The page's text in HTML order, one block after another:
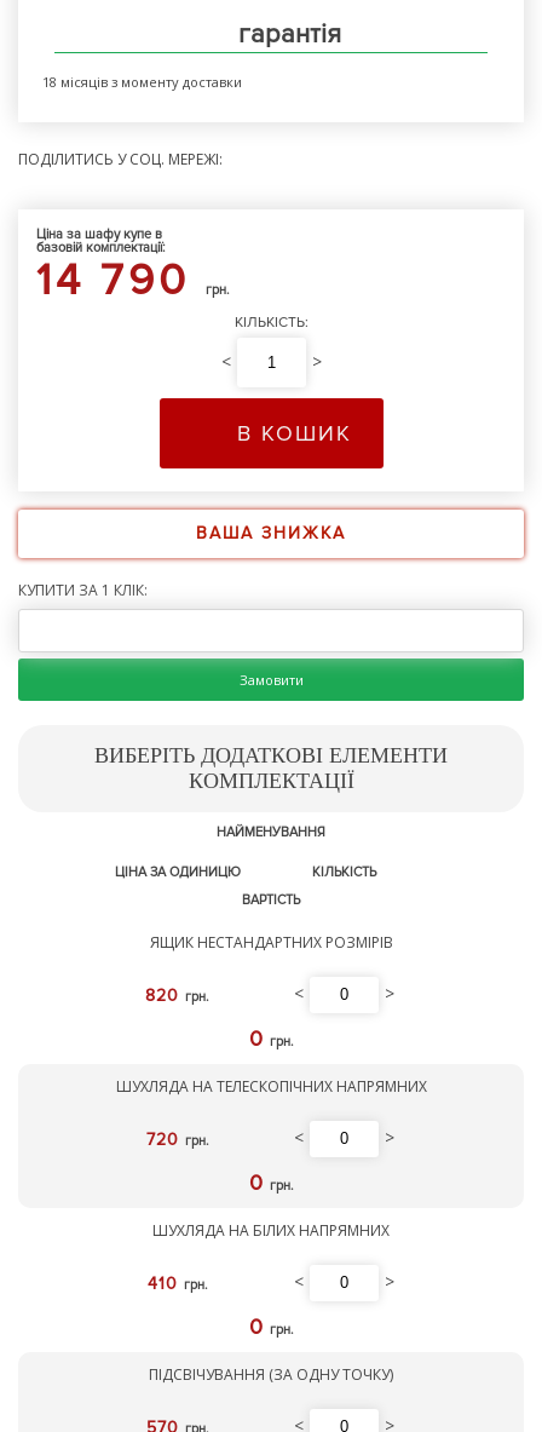
гарантія
18 місяців з моменту доставки
ПОДІЛИТИСЬ У СОЦ. МЕРЕЖІ:
Ціна за шафу купе в
базовій комплектації:
14 790 грн.
КІЛЬКІСТЬ:
< >
В КОШИК
ВАША ЗНИЖКА
КУПИТИ ЗА 1 КЛІК:
Замовити
ВИБЕРІТЬ ДОДАТКОВІ ЕЛЕМЕНТИ
КОМПЛЕКТАЦІЇ
НАЙМЕНУВАННЯ
ЦІНА ЗА ОДИНИЦЮ
КІЛЬКІСТЬ
ВАРТІСТЬ
ЯЩИК НЕСТАНДАРТНИХ РОЗМІРІВ
820 грн. < >
0 грн.
ШУХЛЯДА НА ТЕЛЕСКОПІЧНИХ НАПРЯМНИХ
720 грн. < >
0 грн.
ШУХЛЯДА НА БІЛИХ НАПРЯМНИХ
410 грн. < >
0 грн.
ПІДСВІЧУВАННЯ (ЗА ОДНУ ТОЧКУ)
570 грн. < >